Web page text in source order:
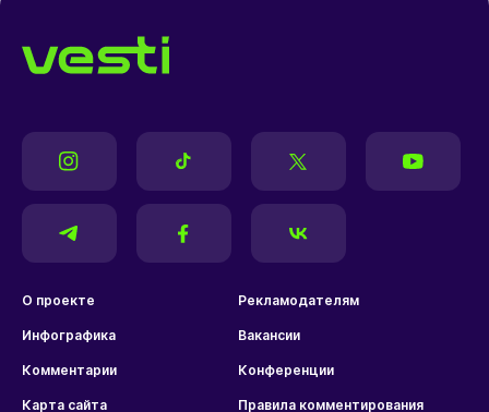
О проекте Рекламодателям
Инфографика Вакансии
Комментарии Конференции
Карта сайта Правила комментирования